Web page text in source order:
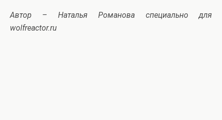
Автор – Наталья Романова специально для
wolfreactor.ru